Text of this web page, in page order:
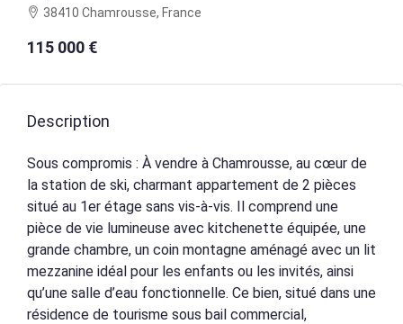
38410 Chamrousse, France
115 000 €
Description
Sous compromis : À vendre à Chamrousse, au cœur de
la station de ski, charmant appartement de 2 pièces
situé au 1er étage sans vis-à-vis. Il comprend une
pièce de vie lumineuse avec kitchenette équipée, une
grande chambre, un coin montagne aménagé avec un lit
mezzanine idéal pour les enfants ou les invités, ainsi
qu’une salle d’eau fonctionnelle. Ce bien, situé dans une
résidence de tourisme sous bail commercial,